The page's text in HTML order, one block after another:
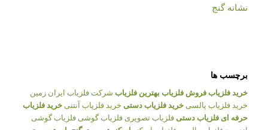
نشانه گنج
برچسب ها
خرید فلزیاب فروش فلزیاب بهترین فلزیاب شرکت فلزیاب ایران زمین
خرید فلزیاب پالسی خرید فلزیاب دستی خرید فلزیاب آنتنی خرید فلزیاب
حرفه ای فلزیاب دستی فلزیاب تصویری فلزیاب گوشی فلزیاب گوشی